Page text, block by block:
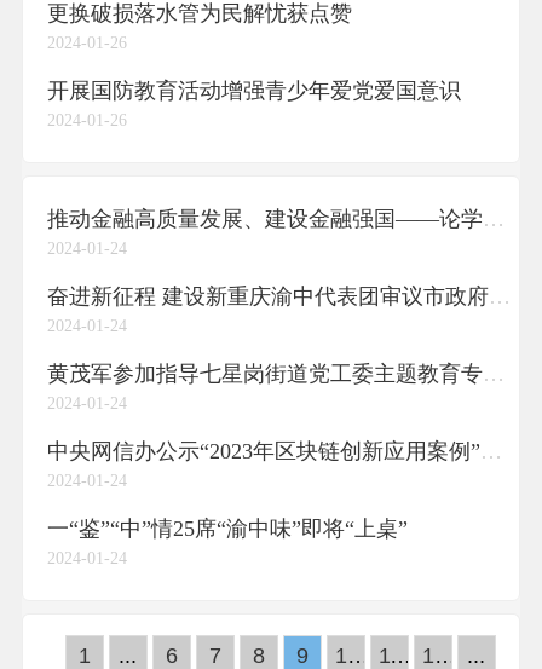
更换破损落水管为民解忧获点赞
2024-01-26
开展国防教育活动增强青少年爱党爱国意识
2024-01-26
推动金融高质量发展、建设金融强国——论学习贯彻习近平总书记在省部级专题研讨班上重要讲话
2024-01-24
奋进新征程 建设新重庆渝中代表团审议市政府工作报告、审查计划报告和草案、预算报告和草案
2024-01-24
黄茂军参加指导七星岗街道党工委主题教育专题民主生活会时强调凝心铸魂筑根本 守正创新谋发展 担当实干开新局奋力在谱写新时代新征程新重庆渝中新篇章中实现更大作为
2024-01-24
中央网信办公示“2023年区块链创新应用案例”渝中两案例上榜
2024-01-24
一“鉴”“中”情25席“渝中味”即将“上桌”
2024-01-24
1 ... 6 7 8 9 10 11 12 ...